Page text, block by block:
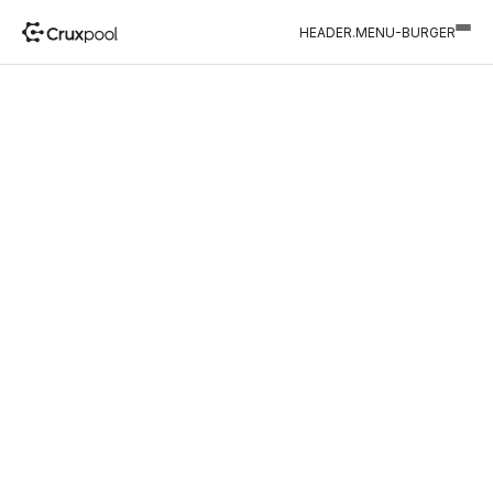
HEADER.MENU-BURGER